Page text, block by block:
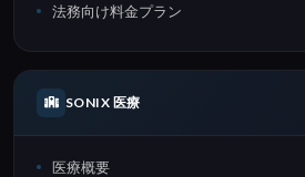
法務向け料金プラン
SONIX 医療
医療概要